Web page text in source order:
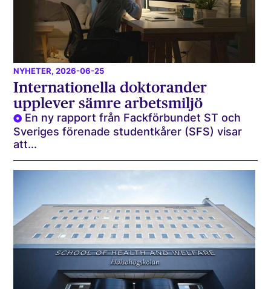
NYHETER, 2026-06-25
Internationella doktorander
upplever sämre arbetsmiljö
En ny rapport från Fackförbundet ST och
Sveriges förenade studentkårer (SFS) visar
att...